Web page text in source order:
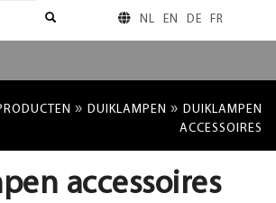
NL EN DE FR
» DUIKLAMPEN » DUIKLAMPEN
ACCESSOIRES
accessoires